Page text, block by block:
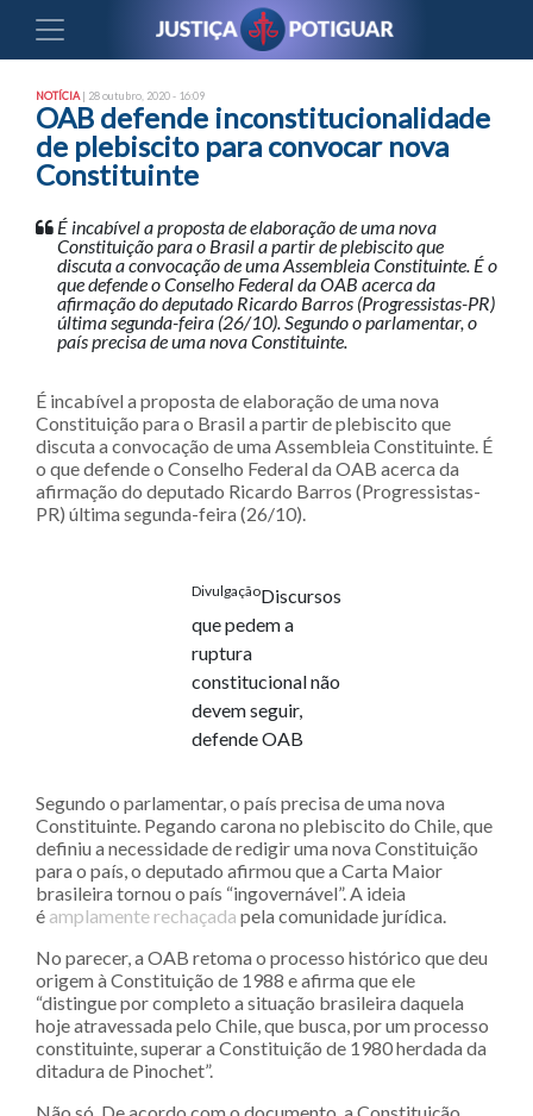
NOTÍCIA | 28 outubro, 2020 - 16:09
OAB defende inconstitucionalidade
de plebiscito para convocar nova
Constituinte
É incabível a proposta de elaboração de uma nova
Constituição para o Brasil a partir de plebiscito que
discuta a convocação de uma Assembleia Constituinte. É o
que defende o Conselho Federal da OAB acerca da
afirmação do deputado Ricardo Barros (Progressistas-PR)
última segunda-feira (26/10). Segundo o parlamentar, o
país precisa de uma nova Constituinte.
É incabível a proposta de elaboração de uma nova
Constituição para o Brasil a partir de plebiscito que
discuta a convocação de uma Assembleia Constituinte. É
o que defende o Conselho Federal da OAB acerca da
afirmação do deputado Ricardo Barros (Progressistas-
PR) última segunda-feira (26/10).
DivulgaçãoDiscursos
que pedem a
ruptura
constitucional não
devem seguir,
defende OAB
Segundo o parlamentar, o país precisa de uma nova
Constituinte. Pegando carona no plebiscito do Chile, que
definiu a necessidade de redigir uma nova Constituição
para o país, o deputado afirmou que a Carta Maior
brasileira tornou o país “ingovernável”. A ideia
é amplamente rechaçada pela comunidade jurídica.
No parecer, a OAB retoma o processo histórico que deu
origem à Constituição de 1988 e afirma que ele
“distingue por completo a situação brasileira daquela
hoje atravessada pelo Chile, que busca, por um processo
constituinte, superar a Constituição de 1980 herdada da
ditadura de Pinochet”.